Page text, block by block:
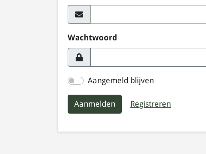
Wachtwoord
Aangemeld blijven
Aanmelden Registreren